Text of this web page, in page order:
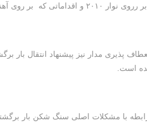
آهنربا قبلی انجام شد صحبت گردید.
است.
با مشکلات اصلی سنگ شکن بار برگشتی فاز ۱ نیز